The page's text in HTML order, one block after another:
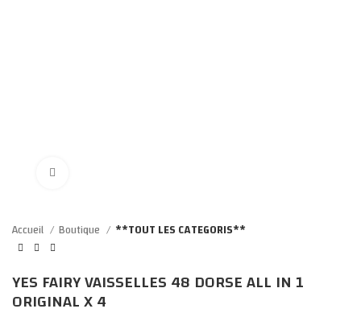
Accueil Boutique **TOUT LES CATEGORIS**
YES FAIRY VAISSELLES 48 DORSE ALL IN 1
ORIGINAL X 4